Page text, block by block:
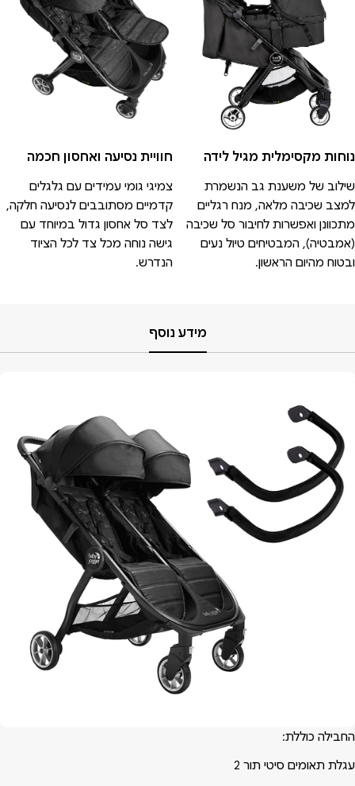
נוחות מקסימלית מגיל לידה
שילוב של משענת גב הנשמרת
למצב שכיבה מלאה, מנח רגליים
מתכוונן ואפשרות לחיבור סל שכיבה
(אמבטיה), המבטיחים טיול נעים
ובטוח מהיום הראשון.
חוויית נסיעה ואחסון חכמה
צמיגי גומי עמידים עם גלגלים
קדמיים מסתובבים לנסיעה חלקה,
לצד סל אחסון גדול במיוחד עם
גישה נוחה מכל צד לכל הציוד
הנדרש.
מידע נוסף
החבילה כוללת:
עגלת תאומים סיטי תור 2